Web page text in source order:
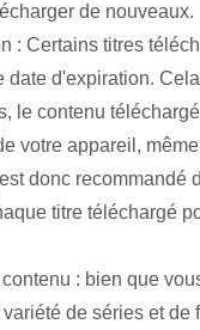
de nouveaux.
: Certains titres
date d'expiration.
le contenu
votre appareil,
donc ‌recommandé
titre téléchargé⁣
: bien que
de séries et de